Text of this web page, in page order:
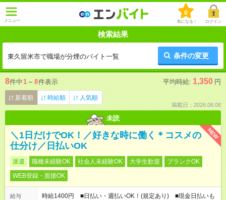
メニュー
0
気になる！ ログイン
検索結果
東久留米市で職場が分煙のバイト一覧 条件の変更
8件中1 ～ 8件表示 平均時給: 1,350 円
新着順 時給順 人気順
掲載日：2026.08.08
未読
NEW
＼1日だけでOK！／好きな時に働く＊コスメの
仕分け／日払いOK
派遣 職種未経験OK 社会人未経験OK 大学生歓迎
ブランクOK
WEB登録・面接OK
給与
時給1400円 ■日払い・週払いOK！(規定あり) ■現金日払いも